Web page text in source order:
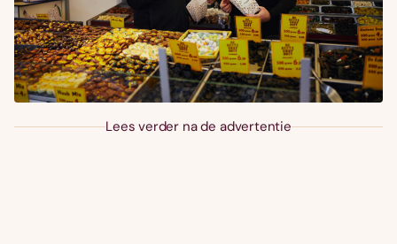
Lees verder na de advertentie